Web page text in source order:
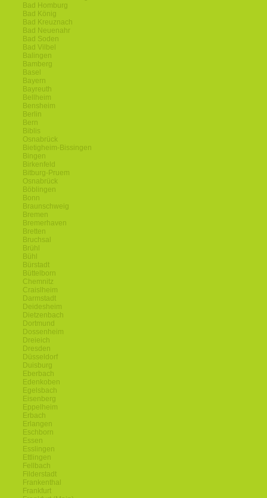
Bad Homburg
Bad König
Bad Kreuznach
Bad Neuenahr
Bad Soden
Bad Vilbel
Balingen
Bamberg
Basel
Bayern
Bayreuth
Bellheim
Bensheim
Berlin
Bern
Biblis
Osnabrück
Bietigheim-Bissingen
Bingen
Birkenfeld
Bitburg-Pruem
Osnabrück
Böblingen
Bonn
Braunschweig
Bremen
Bremerhaven
Bretten
Bruchsal
Brühl
Bühl
Bürstadt
Büttelborn
Chemnitz
Craislheim
Darmstadt
Deidesheim
Dietzenbach
Dortmund
Dossenheim
Dreieich
Dresden
Düsseldorf
Duisburg
Eberbach
Edenkoben
Egelsbach
Eisenberg
Eppelheim
Erbach
Erlangen
Eschborn
Essen
Esslingen
Ettlingen
Fellbach
Filderstadt
Frankenthal
Frankfurt